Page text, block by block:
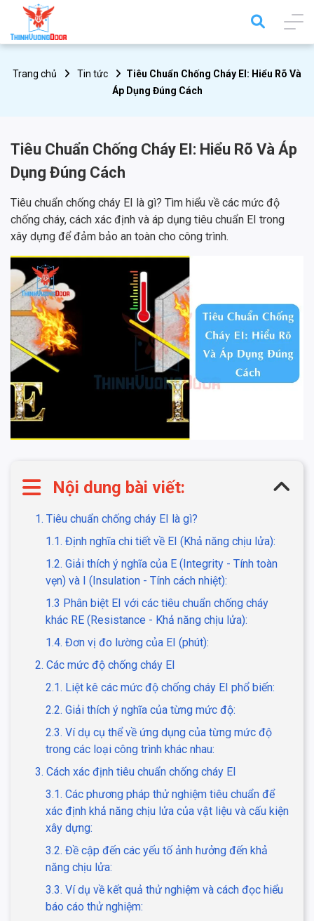
Trang chủ Tin tức
Tiêu Chuẩn Chống Cháy EI: Hiểu Rõ Và
Áp Dụng Đúng Cách
Tiêu Chuẩn Chống Cháy EI: Hiểu Rõ Và Áp
Dụng Đúng Cách
Tiêu chuẩn chống cháy EI là gì? Tìm hiểu về các mức độ
chống cháy, cách xác định và áp dụng tiêu chuẩn EI trong
xây dựng để đảm bảo an toàn cho công trình.
Nội dung bài viết:
1. Tiêu chuẩn chống cháy EI là gì?
1.1. Định nghĩa chi tiết về EI (Khả năng chịu lửa):
1.2. Giải thích ý nghĩa của E (Integrity - Tính toàn
vẹn) và I (Insulation - Tính cách nhiệt):
1.3 Phân biệt EI với các tiêu chuẩn chống cháy
khác RE (Resistance - Khả năng chịu lửa):
1.4. Đơn vị đo lường của EI (phút):
2. Các mức độ chống cháy EI
2.1. Liệt kê các mức độ chống cháy EI phổ biến:
2.2. Giải thích ý nghĩa của từng mức độ:
2.3. Ví dụ cụ thể về ứng dụng của từng mức độ
trong các loại công trình khác nhau:
3. Cách xác định tiêu chuẩn chống cháy EI
3.1. Các phương pháp thử nghiệm tiêu chuẩn để
xác định khả năng chịu lửa của vật liệu và cấu kiện
xây dựng:
3.2. Đề cập đến các yếu tố ảnh hưởng đến khả
năng chịu lửa:
3.3. Ví dụ về kết quả thử nghiệm và cách đọc hiểu
báo cáo thử nghiệm: